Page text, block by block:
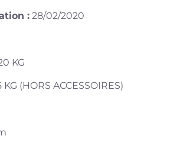
: 28/02/2020
KG
KG (HORS ACCESSOIRES)